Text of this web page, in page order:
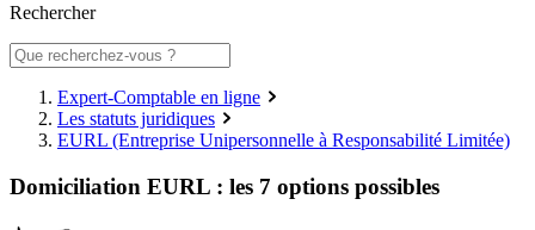
Rechercher
Expert-Comptable en ligne
Les statuts juridiques
EURL (Entreprise Unipersonnelle à Responsabilité Limitée)
Domiciliation EURL : les 7 options possibles